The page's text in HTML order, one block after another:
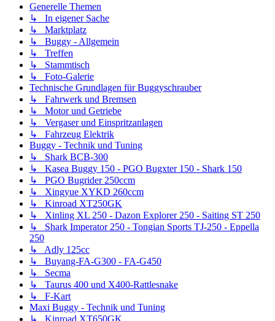
Generelle Themen
↳ In eigener Sache
↳ Marktplatz
↳ Buggy - Allgemein
↳ Treffen
↳ Stammtisch
↳ Foto-Galerie
Technische Grundlagen für Buggyschrauber
↳ Fahrwerk und Bremsen
↳ Motor und Getriebe
↳ Vergaser und Einspritzanlagen
↳ Fahrzeug Elektrik
Buggy - Technik und Tuning
↳ Shark BCB-300
↳ Kasea Buggy 150 - PGO Bugxter 150 - Shark 150
↳ PGO Bugrider 250ccm
↳ Xingyue XYKD 260ccm
↳ Kinroad XT250GK
↳ Xinling XL 250 - Dazon Explorer 250 - Saiting ST 250
↳ Shark Imperator 250 - Tongian Sports TJ-250 - Eppella
250
↳ Adly 125cc
↳ Buyang-FA-G300 - FA-G450
↳ Secma
↳ Taurus 400 und X400-Rattlesnake
↳ F-Kart
Maxi Buggy - Technik und Tuning
↳ Kinroad XT650GK